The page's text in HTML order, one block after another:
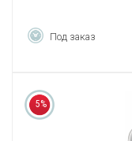
Под заказ
5%